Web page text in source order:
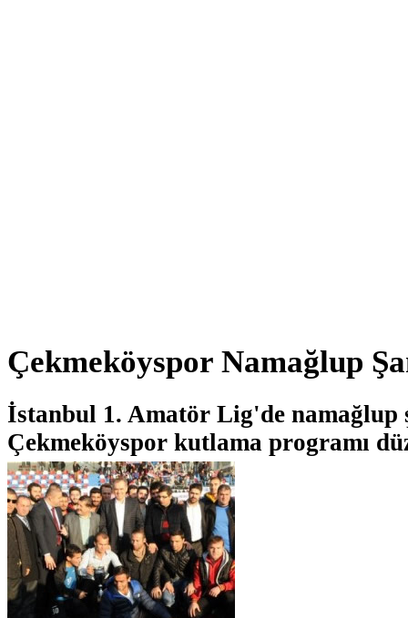
Çekmeköyspor Namağlup
İstanbul 1. Amatör Lig'de namağlup
Çekmeköyspor kutlama programı